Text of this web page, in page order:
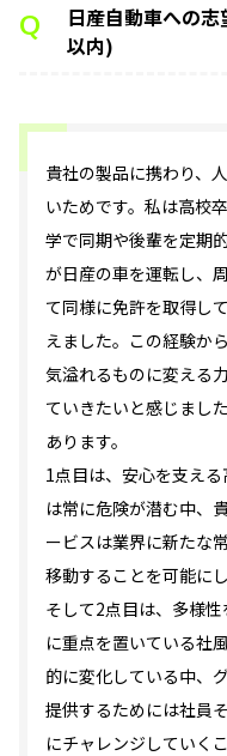
Q
日産自動車への
以内)
貴社の製品に携わり、
いためです。私は高校
学で同期や後輩を定期
が日産の車を運転し、
て同様に免許を取得し
えました。この経験か
気溢れるものに変える
ていきたいと感じまし
あります。
1点目は、安心を支え
は常に危険が潜む中、
ービスは業界に新たな
移動することを可能に
そして2点目は、多様
に重点を置いている社
的に変化している中、
提供するためには社員
にチャレンジしていく